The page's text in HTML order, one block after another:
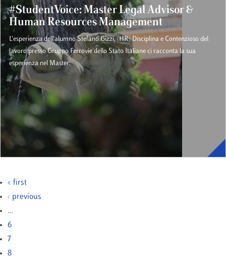
#StudentVoice: Master Legal Advisor &
Human Resources Management
L'esperienza dell'alumno Stefano Gizzi, (HR) Disciplina e Contenzioso del
lavoro presso Gruppo Ferrovie dello Stato Italiane ci racconta la sua
esperienza nel Master.
« first
‹ previous
…
6
7
8